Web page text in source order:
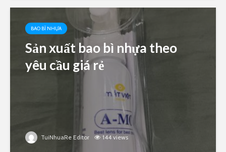
BAO BÌ NHỰA
Sản xuất bao bì nhựa theo
yêu cầu giá rẻ
TuiNhuaRe Editor 144 views